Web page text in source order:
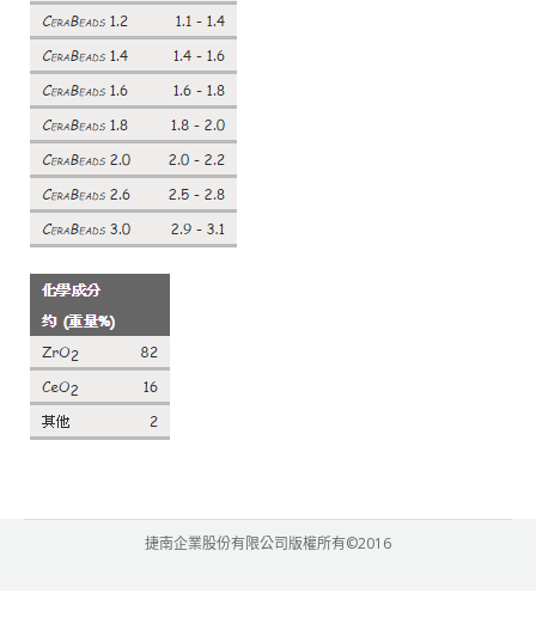
捷南企業股份有限公司版權所有©2016